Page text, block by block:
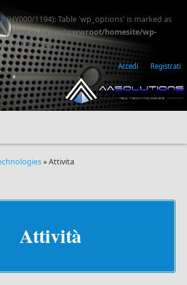
(HY000/1194): Table 'wp_options' is marked as
in/www/wwwroot/homesite/wp-
on line2345
Accedi Registrati
» Attivita
Attività